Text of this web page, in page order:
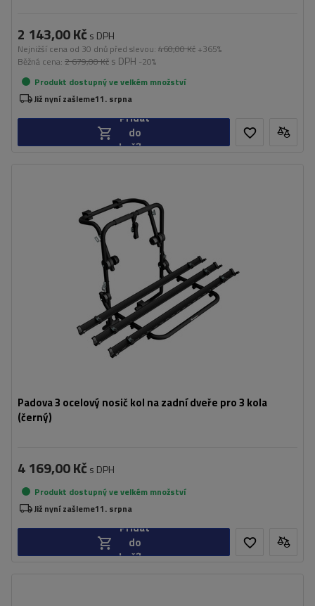
2 143,00 Kč s DPH
Nejnižší cena od 30 dnů před slevou: 460,00 Kč +365%
Běžná cena: 2 679,00 Kč s DPH -20%
Produkt dostupný ve velkém množství
Již nyní zašleme11. srpna
Přidat
do
košíku
Padova 3 ocelový nosič kol na zadní dveře pro 3 kola
(černý)
Nosnost nosiče jízdních kol:
45 kg
univerzální montážní systém
kompatibilní se všemi typy karoserií
4 169,00 Kč s DPH
Produkt dostupný ve velkém množství
Již nyní zašleme11. srpna
Přidat
do
košíku